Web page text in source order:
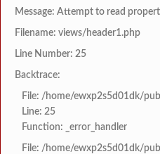
Message: Attempt to read
Filename: views/header1.php
Line Number: 25
Backtrace:
File: /home/ewxp2s5d01dk/
Line: 25
Function: _error_handler
File: /home/ewxp2s5d01dk/